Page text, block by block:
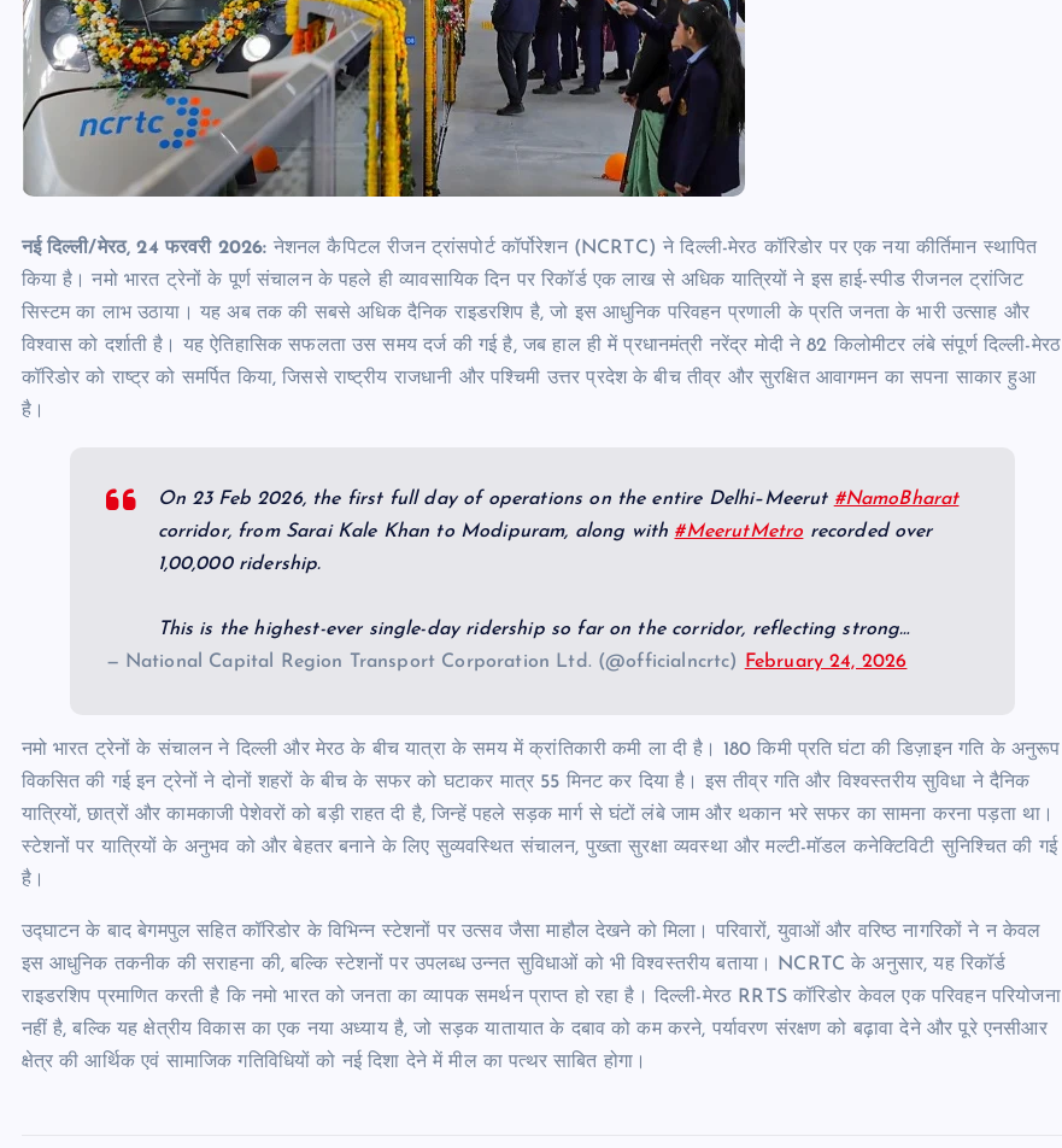
नई दिल्ली/मेरठ, 24 फरवरी 2026: नेशनल कैपिटल रीजन ट्रांसपोर्ट कॉर्पोरेशन (NCRTC) ने दिल्ली-मेरठ कॉरिडोर पर एक नया कीर्तिमान स्थापित
किया है। नमो भारत ट्रेनों के पूर्ण संचालन के पहले ही व्यावसायिक दिन पर रिकॉर्ड एक लाख से अधिक यात्रियों ने इस हाई-स्पीड रीजनल ट्रांजिट
सिस्टम का लाभ उठाया। यह अब तक की सबसे अधिक दैनिक राइडरशिप है, जो इस आधुनिक परिवहन प्रणाली के प्रति जनता के भारी उत्साह और
विश्वास को दर्शाती है। यह ऐतिहासिक सफलता उस समय दर्ज की गई है, जब हाल ही में प्रधानमंत्री नरेंद्र मोदी ने 82 किलोमीटर लंबे संपूर्ण दिल्ली-मेरठ
कॉरिडोर को राष्ट्र को समर्पित किया, जिससे राष्ट्रीय राजधानी और पश्चिमी उत्तर प्रदेश के बीच तीव्र और सुरक्षित आवागमन का सपना साकार हुआ
है।
On 23 Feb 2026, the first full day of operations on the entire Delhi–Meerut #NamoBharat
corridor, from Sarai Kale Khan to Modipuram, along with #MeerutMetro recorded over
1,00,000 ridership.
This is the highest-ever single-day ridership so far on the corridor, reflecting strong…
— National Capital Region Transport Corporation Ltd. (@officialncrtc)
February 24, 2026
नमो भारत ट्रेनों के संचालन ने दिल्ली और मेरठ के बीच यात्रा के समय में क्रांतिकारी कमी ला दी है। 180 किमी प्रति घंटा की डिज़ाइन गति के अनुरूप
विकसित की गई इन ट्रेनों ने दोनों शहरों के बीच के सफर को घटाकर मात्र 55 मिनट कर दिया है। इस तीव्र गति और विश्वस्तरीय सुविधा ने दैनिक
यात्रियों, छात्रों और कामकाजी पेशेवरों को बड़ी राहत दी है, जिन्हें पहले सड़क मार्ग से घंटों लंबे जाम और थकान भरे सफर का सामना करना पड़ता था।
स्टेशनों पर यात्रियों के अनुभव को और बेहतर बनाने के लिए सुव्यवस्थित संचालन, पुख्ता सुरक्षा व्यवस्था और मल्टी-मॉडल कनेक्टिविटी सुनिश्चित की गई
है।
उद्घाटन के बाद बेगमपुल सहित कॉरिडोर के विभिन्न स्टेशनों पर उत्सव जैसा माहौल देखने को मिला। परिवारों, युवाओं और वरिष्ठ नागरिकों ने न केवल
इस आधुनिक तकनीक की सराहना की, बल्कि स्टेशनों पर उपलब्ध उन्नत सुविधाओं को भी विश्वस्तरीय बताया। NCRTC के अनुसार, यह रिकॉर्ड
राइडरशिप प्रमाणित करती है कि नमो भारत को जनता का व्यापक समर्थन प्राप्त हो रहा है। दिल्ली-मेरठ RRTS कॉरिडोर केवल एक परिवहन परियोजना
नहीं है, बल्कि यह क्षेत्रीय विकास का एक नया अध्याय है, जो सड़क यातायात के दबाव को कम करने, पर्यावरण संरक्षण को बढ़ावा देने और पूरे एनसीआर
क्षेत्र की आर्थिक एवं सामाजिक गतिविधियों को नई दिशा देने में मील का पत्थर साबित होगा।